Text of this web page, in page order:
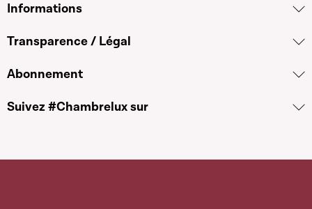
Informations
Transparence / Légal
Abonnement
Suivez #Chambrelux sur